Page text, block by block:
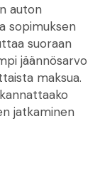
auton
sopimuksen
suoraan
jäännösarvo
maksua.
jatkaminen